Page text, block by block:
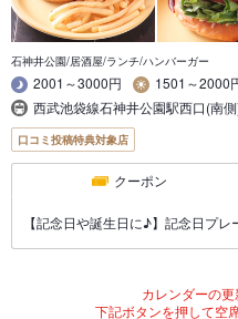
石神井公園/居酒屋/ランチ/ハンバーガー
2001～3000円
1501～2000
西武池袋線石神井公園駅西口(南
口コミ投稿特典対象店
クーポン
【記念日や誕生日に♪】記念日プレ
カレンダーの更
下記ボタンを押して空